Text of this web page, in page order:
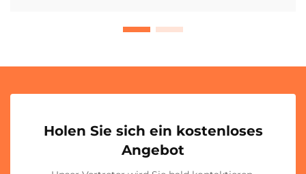
Holen Sie sich ein kostenloses
Angebot